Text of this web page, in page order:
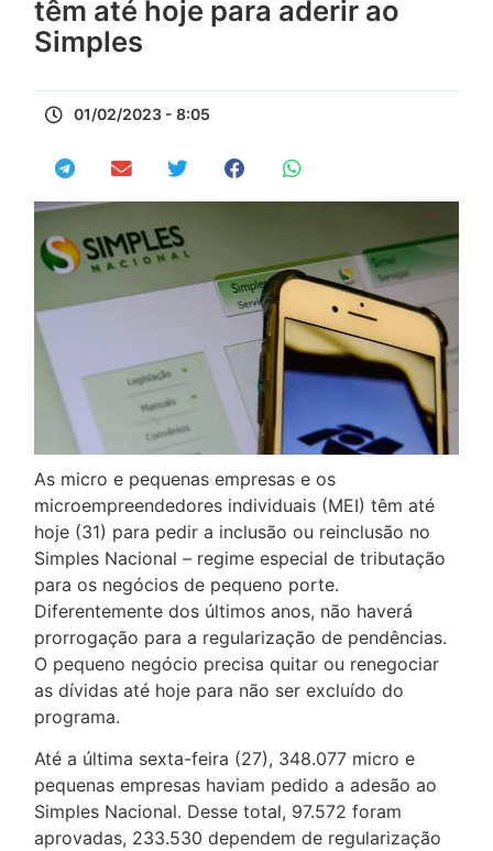
têm até hoje para aderir ao
Simples
01/02/2023 - 8:05
As micro e pequenas empresas e os
microempreendedores individuais (MEI) têm até
hoje (31) para pedir a inclusão ou reinclusão no
Simples Nacional – regime especial de tributação
para os negócios de pequeno porte.
Diferentemente dos últimos anos, não haverá
prorrogação para a regularização de pendências.
O pequeno negócio precisa quitar ou renegociar
as dívidas até hoje para não ser excluído do
programa.
Até a última sexta-feira (27), 348.077 micro e
pequenas empresas haviam pedido a adesão ao
Simples Nacional. Desse total, 97.572 foram
aprovadas, 233.530 dependem de regularização